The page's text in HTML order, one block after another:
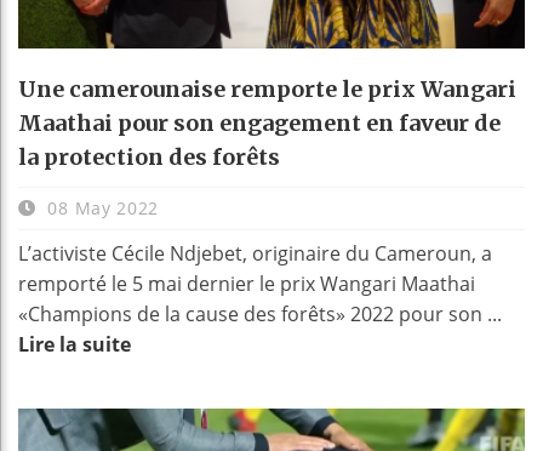
Une camerounaise remporte le prix Wangari
Maathai pour son engagement en faveur de
la protection des forêts
08 May 2022
L’activiste Cécile Ndjebet, originaire du Cameroun, a
remporté le 5 mai dernier le prix Wangari Maathai
«Champions de la cause des forêts» 2022 pour son ...
Lire la suite